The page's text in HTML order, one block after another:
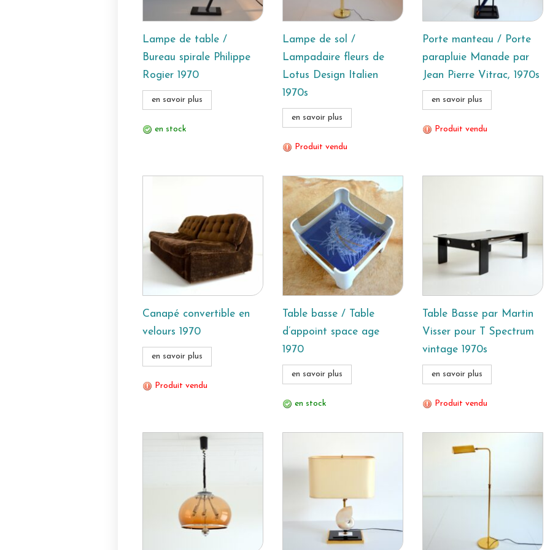
Lampe de table /
Bureau spirale Philippe
Rogier 1970
en savoir plus
en stock
Lampe de sol /
Lampadaire fleurs de
Lotus Design Italien
1970s
en savoir plus
Produit vendu
Porte manteau / Porte
parapluie Manade par
Jean Pierre Vitrac, 1970s
en savoir plus
Produit vendu
Canapé convertible en
velours 1970
en savoir plus
Produit vendu
Table basse / Table
d’appoint space age
1970
en savoir plus
en stock
Table Basse par Martin
Visser pour T Spectrum
vintage 1970s
en savoir plus
Produit vendu